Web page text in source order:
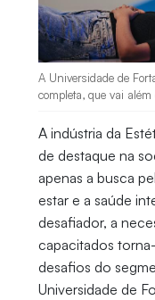
A Universidade de
completa, que vai
A indústria da
de destaque na
apenas a busca
estar e a saúde
desafiador, a
capacitados
desafios do
Universidade de